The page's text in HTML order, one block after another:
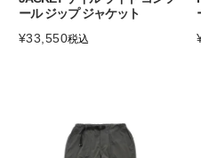
ール ジップ ジャケット
¥33,550税込